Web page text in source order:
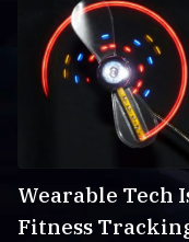
Wearable Tech
Fitness